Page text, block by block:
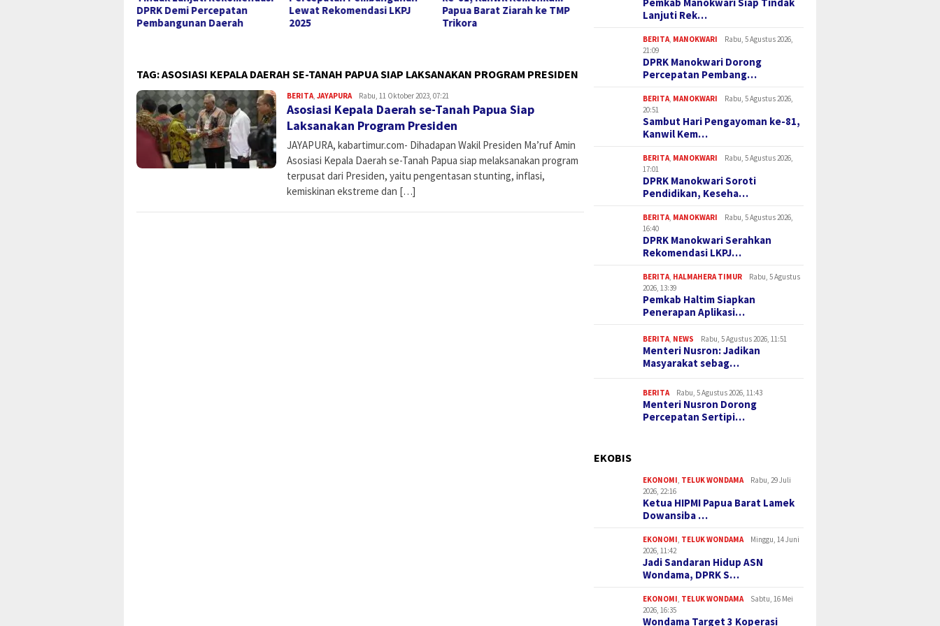
DPRK Demi Percepatan
Pembangunan Daerah
Lewat Rekomendasi LKPJ
2025
Papua Barat Ziarah ke TMP
Trikora
hingga Infrastruktur dalam
Rekomendasi LKPJ Bupati
2025, Jadi Acuan
Daerah
TAG:ASOSIASI KEPALA DAERAH SE-TANAH PAPUA SIAP LAKSANAKAN PROGRAM PRESIDEN
BERITA, JAYAPURAAdmin
Rabu, 11 Oktober 2023, 07:21
Asosiasi Kepala Daerah se-Tanah Papua Siap
Laksanakan Program Presiden
JAYAPURA, kabartimur.com- Dihadapan Wakil Presiden Ma’ruf Amin
Asosiasi Kepala Daerah se-Tanah Papua siap melaksanakan program
terpusat dari Presiden, yaitu pengentasan stunting, inflasi,
kemiskinan ekstreme dan […]
Lanjuti Rek…
BERITA, MANOKWARI
Rabu, 5 Agustus 2026,
21:09
DPRK Manokwari Dorong
Percepatan Pembang…
BERITA, MANOKWARI
Rabu, 5 Agustus 2026,
20:51
Sambut Hari Pengayoman ke-81,
Kanwil Kem…
BERITA, MANOKWARI
Rabu, 5 Agustus 2026,
17:01
DPRK Manokwari Soroti
Pendidikan, Keseha…
BERITA, MANOKWARI
Rabu, 5 Agustus 2026,
16:40
DPRK Manokwari Serahkan
Rekomendasi LKPJ…
BERITA, HALMAHERA TIMUR
Rabu, 5 Agustus
2026, 13:39
Pemkab Haltim Siapkan
Penerapan Aplikasi…
BERITA, NEWS Rabu, 5 Agustus 2026, 11:51
Menteri Nusron: Jadikan
Masyarakat sebag…
BERITA Rabu, 5 Agustus 2026, 11:43
Menteri Nusron Dorong
Percepatan Sertipi…
EKOBIS
EKONOMI, TELUK WONDAMA
Rabu, 29 Juli
2026, 22:16
Ketua HIPMI Papua Barat Lamek
Dowansiba …
EKONOMI, TELUK WONDAMA
Minggu, 14 Juni
2026, 11:42
Jadi Sandaran Hidup ASN
Wondama, DPRK S…
EKONOMI, TELUK WONDAMA
Sabtu, 16 Mei
2026, 16:35
Wondama Target 3 Koperasi